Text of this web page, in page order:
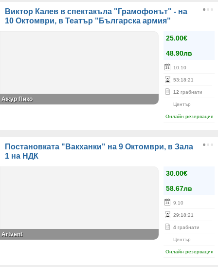
Виктор Калев в спектакъла "Грамофонът" - на
10 Октомври, в Театър "Българска армия"
25.00€
48.90лв
10.10
53:18:21
12 грабнати
Център
Онлайн резервация
Ажур Пико
Постановката "Вакханки" на 9 Октомври, в Зала
1 на НДК
30.00€
58.67лв
9.10
29:18:21
4 грабнати
Център
Онлайн резервация
Artvent